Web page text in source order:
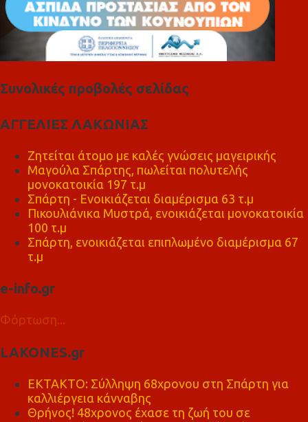
Συνολικές προβολές σελίδας
ΑΓΓΕΛΙΕΣ ΛΑΚΩΝΙΑΣ
Ζητείται άτομο με καλές γνώσεις μαγειρικής
Μαγούλα Σπάρτης, πωλείται πολυτελής
μονοκατοικία 197 τ.μ
Σπάρτη - Ενοικιάζεται διαμέρισμα 63 τ.μ
Πικουλιάνικα Μυστρά, ενοικιάζεται μονοκατοικία
100 τ.μ
Σπάρτη, ενοικιάζεται επιπλωμένο διαμέρισμα 67
τ.μ
e-info.gr
Φόρτωση...
LAKONES.gr
ΕΚΤΑΚΤΟ: Σύλληψη 68χρονου στη Σπάρτη για
καλλιέργεια κάνναβης
Θρήνος! 48χρονος έχασε τη ζωή του σε